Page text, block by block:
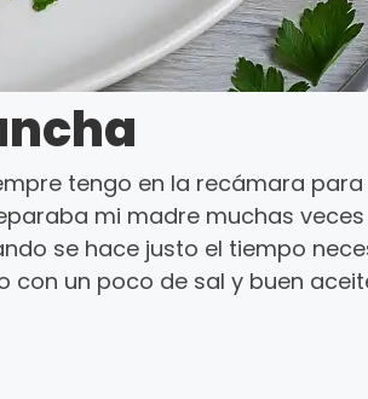
tengo en la recámara para
mi madre muchas
se hace justo el tiempo
un poco de sal y buen